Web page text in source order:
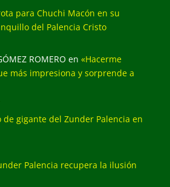
para Chuchi Macón en su
del Palencia Cristo
ROMERO en «Hacerme
más impresiona y sorprende a
de gigante del Zunder Palencia en
Palencia recupera la ilusión